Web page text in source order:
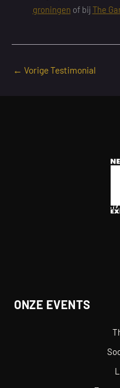
groningen of bij The
← Vorige Testimonial
ONZE EVENTS